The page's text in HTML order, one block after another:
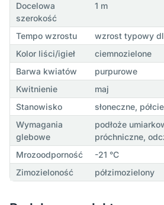
Docelowa
szerokość
1 m
Tempo wzrostu
wzrost typowy
Kolor liści/igieł
ciemnozielone
Barwa kwiatów
purpurowe
Kwitnienie
maj
Stanowisko
słoneczne,
Wymagania
glebowe
podłoże
próchniczne,
Mrozoodporność
-21 °C
Zimozieloność
półzimozielony